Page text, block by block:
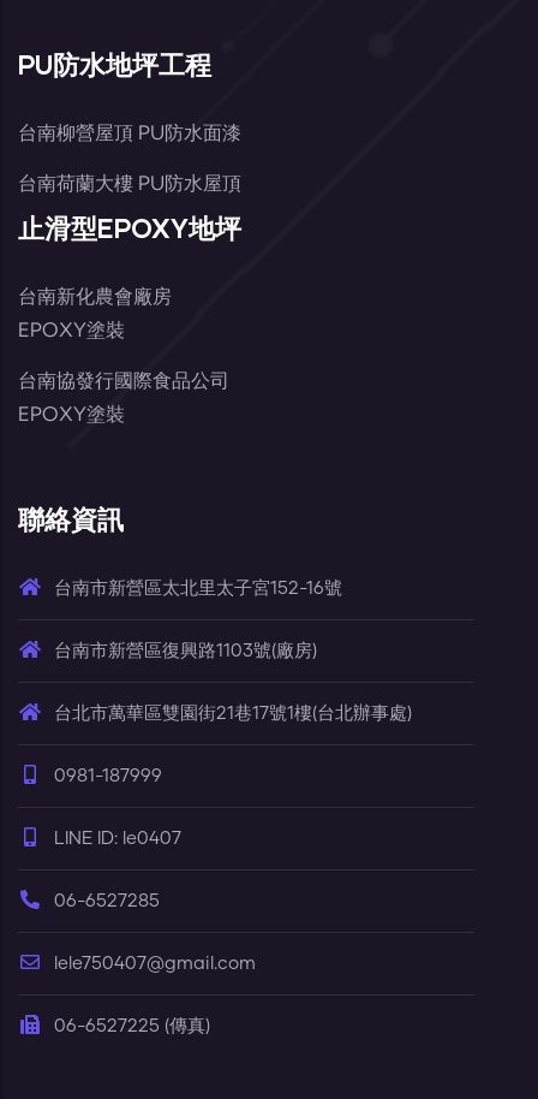
PU防水地坪工程
台南柳營屋頂 PU防水面漆
台南荷蘭大樓 PU防水屋頂
止滑型EPOXY地坪
台南新化農會廠房
EPOXY塗裝
台南協發行國際食品公司
EPOXY塗裝
聯絡資訊
台南市新營區太北里太子宮152-16號
台南市新營區復興路1103號(廠房)
台北市萬華區雙園街21巷17號1樓(台北辦事處)
0981-187999
LINE ID: le0407
06-6527285
lele750407@gmail.com
06-6527225 (傳真)